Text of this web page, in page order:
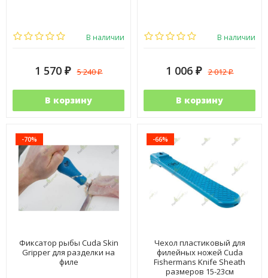
В наличии
1 570 ₽ 5 240₽
В корзину
В наличии
1 006 ₽ 2 012₽
В корзину
-70%
Фиксатор рыбы Cuda Skin
Gripper для разделки на
филе
-66%
Чехол пластиковый для
филейных ножей Cuda
Fishermans Knife Sheath
размеров 15-23см